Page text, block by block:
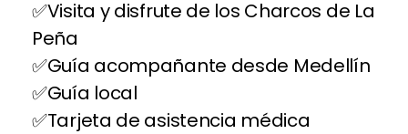
Visita y disfrute de los Charcos de La
Peña
Guía acompañante desde Medellín
Guía local
Tarjeta de asistencia médica